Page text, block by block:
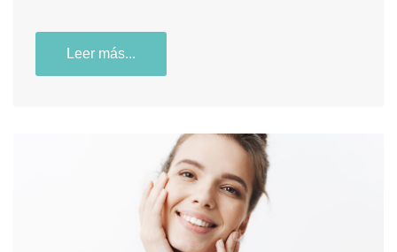
Leer más...